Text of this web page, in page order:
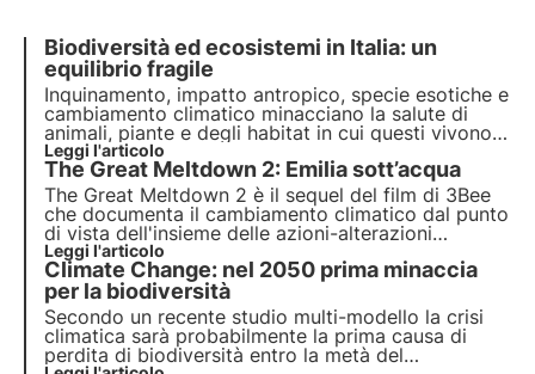
Biodiversità ed ecosistemi in Italia: un
equilibrio fragile
Inquinamento, impatto antropico, specie esotiche e
cambiamento climatico minacciano la salute di
animali, piante e degli habitat in cui questi vivono.
Il programma delle Nazioni Unite entro il 2030
prevede protezione e ripristino. Ma servono azioni
puntuali.
Leggi l'articolo
The Great Meltdown 2: Emilia sott’acqua
The Great Meltdown 2 è il sequel del film di 3Bee
che documenta il cambiamento climatico dal punto
di vista dell'insieme delle azioni-alterazioni
dell'uomo sugli ecosistemi e la biodiversità. Scopri
il quarto episodio dedicato alla devastante
alluvione avvenuta nell'estate 2023 in Emilia
Romagna.
Leggi l'articolo
Climate Change: nel 2050 prima minaccia
per la biodiversità
Secondo un recente studio multi-modello la crisi
climatica sarà probabilmente la prima causa di
perdita di biodiversità entro la metà del